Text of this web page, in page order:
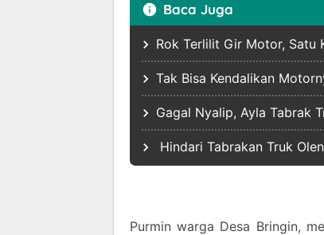
Baca Juga
Rok Terlilit Gir Motor, Satu
Tak Bisa Kendalikan
Gagal Nyalip, Ayla Tabrak
Hindari Tabrakan Truk
Purmin warga Desa Bringin,